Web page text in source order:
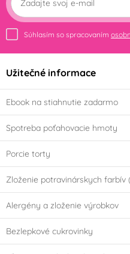
Súhlasím so spracovaním
Užitečné informace
Ebook na stiahnutie zadarmo
Spotreba poťahovacie hmoty
Porcie torty
Zloženie potravinárskych farbív
Alergény a zloženie výrobkov
Bezlepkové cukrovinky